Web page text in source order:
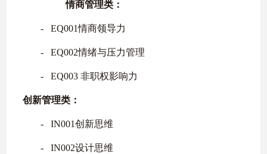
情商管理类：
‐ EQ001情商领导力
‐ EQ002情绪与压力管理
‐ EQ003非职权影响力
创新管理类：
‐ IN001创新思维
‐ IN002设计思维